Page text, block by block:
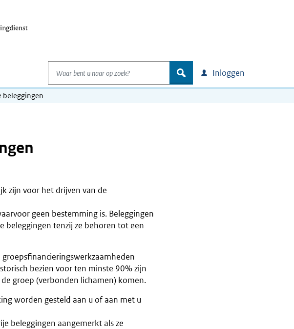
Waar bent u naar op zoek?
zoek Inloggen
beleggingen
zijn voor het drijven van de
geen bestemming is. Beleggingen
beleggingen tenzij ze behoren tot een
bezien voor ten minste 90% zijn
groep (verbonden lichamen) komen.
worden gesteld aan u of aan met u
beleggingen aangemerkt als ze